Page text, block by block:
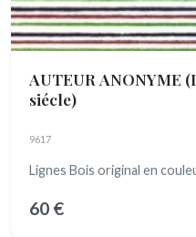
AUTEUR ANONYME
siécle)
9617
Lignes Bois original en
60 €